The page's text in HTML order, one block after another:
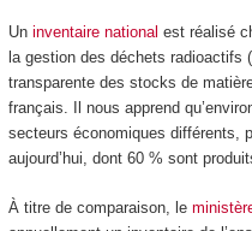
Un inventaire national est réalisé
la gestion des déchets radioactifs
transparente des stocks de
français. Il nous apprend
secteurs économiques différents,
aujourd’hui, dont 60 % sont
À titre de comparaison, le